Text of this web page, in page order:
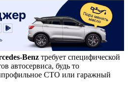
Benz требует специфической
автосервиса, будь то
СТО или гаражный